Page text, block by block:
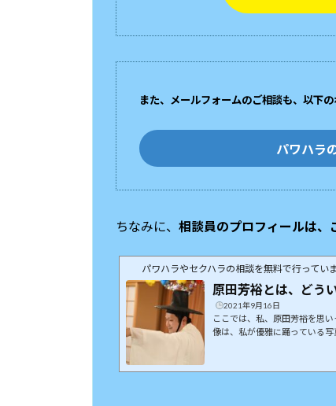
また、メールフォームのご相談も、以下
パワハラ
ちなみに、 相談員のプロフィールは、
パワハラやセクハラの相談を無料で行っていま
原田芳裕とは、どう
2021年9月16日
ここでは、私、原田芳裕を思
像は、私が優雅に踊っている写
愛知県春日井市何やってるの